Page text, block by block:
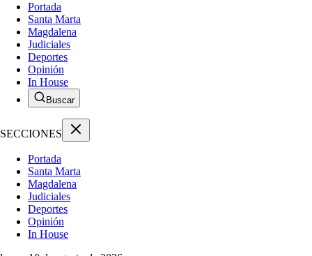
Portada
Santa Marta
Magdalena
Judiciales
Deportes
Opinión
In House
Buscar
SECCIONES
Portada
Santa Marta
Magdalena
Judiciales
Deportes
Opinión
In House